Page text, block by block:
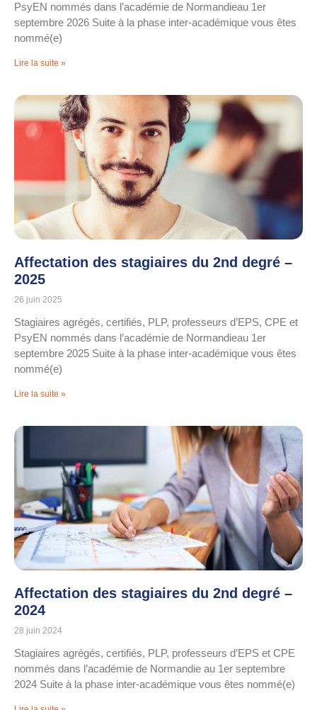
PsyEN nommés dans l’académie de Normandieau 1er
septembre 2026 Suite à la phase inter-académique vous êtes
nommé(e)
Lire la suite »
Affectation des stagiaires du 2nd degré –
2025
26 juin 2025
Stagiaires agrégés, certifiés, PLP, professeurs d’EPS, CPE et
PsyEN nommés dans l’académie de Normandieau 1er
septembre 2025 Suite à la phase inter-académique vous êtes
nommé(e)
Lire la suite »
Affectation des stagiaires du 2nd degré –
2024
28 juin 2024
Stagiaires agrégés, certifiés, PLP, professeurs d’EPS et CPE
nommés dans l’académie de Normandie au 1er septembre
2024 Suite à la phase inter-académique vous êtes nommé(e)